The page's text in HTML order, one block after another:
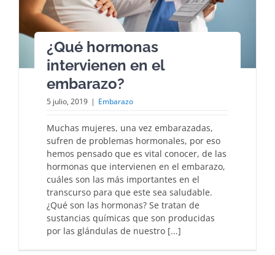
¿Qué hormonas
intervienen en el
embarazo?
5 julio, 2019 | Embarazo
Muchas mujeres, una vez embarazadas,
sufren de problemas hormonales, por eso
hemos pensado que es vital conocer, de las
hormonas que intervienen en el embarazo,
cuáles son las más importantes en el
transcurso para que este sea saludable.
¿Qué son las hormonas? Se tratan de
sustancias químicas que son producidas
por las glándulas de nuestro [...]